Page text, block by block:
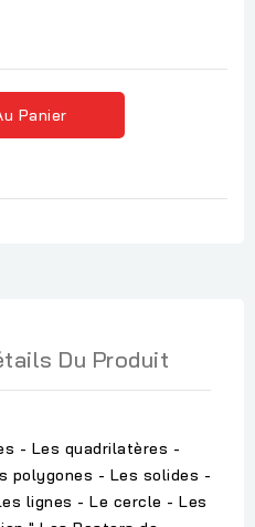
Panier
Du Produit
- Les quadrilatères -
polygones - Les solides -
lignes - Le cercle - Les